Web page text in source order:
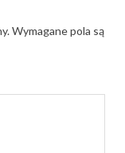
Wymagane pola są